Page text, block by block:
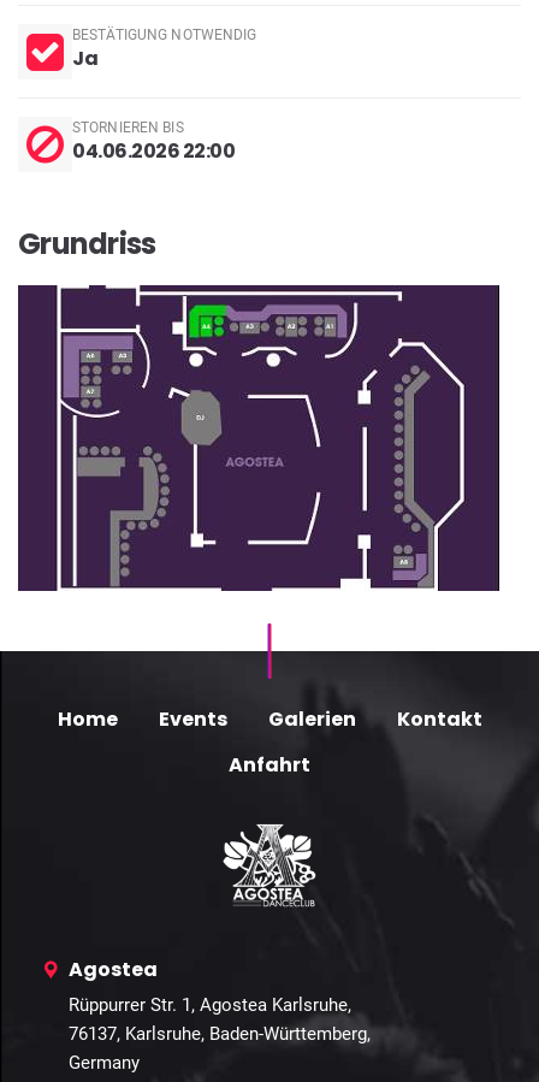
BESTÄTIGUNG NOTWENDIG
Ja
STORNIEREN BIS
04.06.2026 22:00
Grundriss
Home Events Galerien
Kontakt
Anfahrt
Agostea
Rüppurrer Str. 1, Agostea Karlsruhe,
76137, Karlsruhe, Baden-Württemberg,
Germany